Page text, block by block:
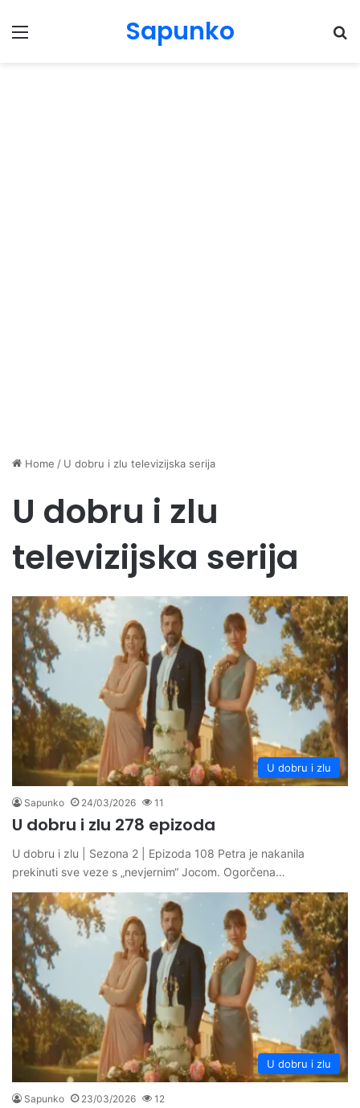
Menu Sapunko
Home / U dobru i zlu televizijska serija
U dobru i zlu
televizijska serija
U dobru i zlu
Sapunko 24/03/2026 11
U dobru i zlu 278 epizoda
U dobru i zlu | Sezona 2 | Epizoda 108 Petra je nakanila
prekinuti sve veze s „nevjernim“ Jocom. Ogorčena…
U dobru i zlu
Sapunko 23/03/2026 12